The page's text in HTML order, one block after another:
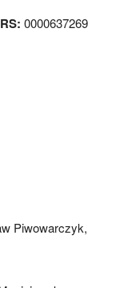
0000637269
Piwowarczyk,